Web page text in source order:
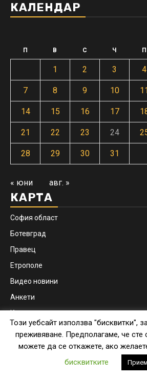
КАЛЕНДАР
П В С Ч П
1 2 3 4
7 8 9 10 11
14 15 16 17
21 22 23 24
28 29 30 31
« юни авг. »
КАРТА
София област
Ботевград
Правец
Етрополе
Видео новини
Анкети
Контакти
Copyright © botevgrad.news |
Newsphere by AF
Този уебсайт използва "бисквитки",
преживяване. Предполагаме, че сте
можете да се откажете, ако
бисквитките